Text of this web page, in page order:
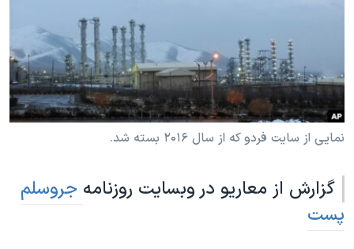
حقوق شهروندی
اقتصادی
علم و فناوری
اسرائیل در جنگ
آرشیو پخش زنده
انتخابات ریاست جمهوری آمریکا ۲۰۲۴
حمله جمهوری اسلامی به اسرائیل
رمز مهسا
ورزش زنان در ایران
مجموعه مستندهای دادخواهی
تریبونال مردمی آبان ۹۸
زبانهای مختلف
نمایی از سایت فردو که از سال ۲۰۱۶ بسته شد.
گزارش از معاریو در وبسایت روزنامه جروسلم
پست